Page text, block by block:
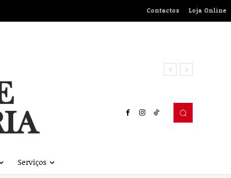
Contactos Loja Online
Serviços